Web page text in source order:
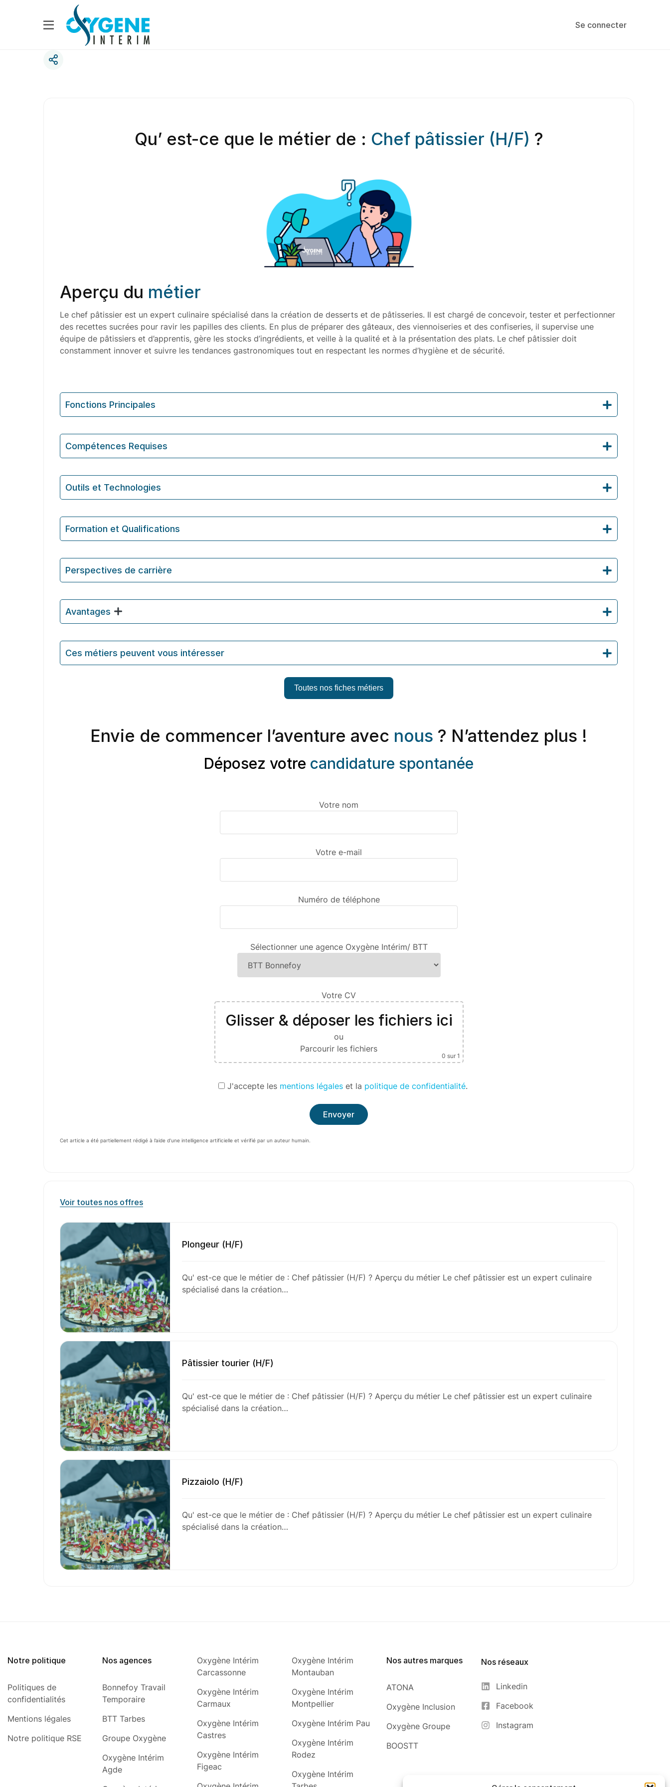
Se connecter
Qu’ est-ce que le métier de : Chef pâtissier (H/F) ?
Aperçu du métier
Le chef pâtissier est un expert culinaire spécialisé dans la création de desserts et de pâtisseries. Il est chargé de concevoir, tester et perfectionner
des recettes sucrées pour ravir les papilles des clients. En plus de préparer des gâteaux, des viennoiseries et des confiseries, il supervise une
équipe de pâtissiers et d’apprentis, gère les stocks d’ingrédients, et veille à la qualité et à la présentation des plats. Le chef pâtissier doit
constamment innover et suivre les tendances gastronomiques tout en respectant les normes d’hygiène et de sécurité.
Fonctions Principales
Compétences Requises
Outils et Technologies ️
Formation et Qualifications
Perspectives de carrière
Avantages
Ces métiers peuvent vous intéresser
Toutes nos fiches métiers
Envie de commencer l’aventure avec nous ? N’attendez plus !
Déposez votre candidature spontanée
Votre nom
Votre e-mail
Numéro de téléphone
Sélectionner une agence Oxygène Intérim/ BTT
Votre CV
Glisser & déposer les fichiers ici
ou
Parcourir les fichiers
0 sur 1
J'accepte les mentions légaleset la politique de confidentialité.
Cet article a été partiellement rédigé à l’aide d’une intelligence artificielle et vérifié par un auteur humain.
Voir toutes nos offres
Plongeur (H/F)
Qu' est-ce que le métier de : Chef pâtissier (H/F) ? Aperçu du métier Le chef pâtissier est un expert culinaire
spécialisé dans la création…
Pâtissier tourier (H/F)
Qu' est-ce que le métier de : Chef pâtissier (H/F) ? Aperçu du métier Le chef pâtissier est un expert culinaire
spécialisé dans la création…
Pizzaiolo (H/F)
Qu' est-ce que le métier de : Chef pâtissier (H/F) ? Aperçu du métier Le chef pâtissier est un expert culinaire
spécialisé dans la création…
Notre politique
Politiques de
confidentialités
Mentions légales
Notre politique RSE
Nos agences
Bonnefoy Travail
Temporaire
BTT Tarbes
Groupe Oxygène
Oxygène Intérim
Agde
Oxygène Intérim
Carcassonne
Oxygène Intérim
Carmaux
Oxygène Intérim
Castres
Oxygène Intérim
Figeac
Oxygène Intérim
Montauban
Oxygène Intérim
Montpellier
Oxygène Intérim Pau
Oxygène Intérim
Rodez
Oxygène Intérim
Nos autres marques
ATONA
Oxygène Inclusion
Oxygène Groupe
BOOSTT
Nos réseaux
Linkedin
Facebook
Instagram